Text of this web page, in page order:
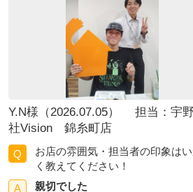
Y.N様（2026.07.05） 担当：宇
社Vision 錦糸町店
Q
お店の雰囲気・担当者の印象は
く教えてください！
A
親切でした